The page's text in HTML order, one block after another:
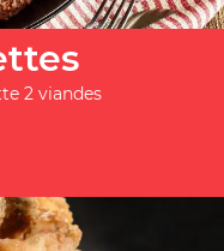
2 viandes